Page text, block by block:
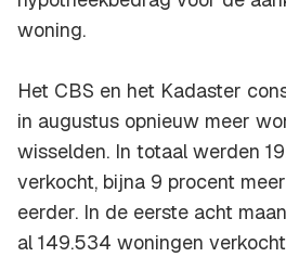
woning.
Het CBS en het Kadaster
in augustus opnieuw meer
wisselden. In totaal werden
verkocht, bijna 9 procent
eerder. In de eerste acht
al 149.534 woningen